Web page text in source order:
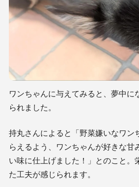
ワンちゃんに与えてみると、夢中に
られました。
持丸さんによると「野菜嫌いなワン
らえるよう、ワンちゃんが好きな甘
い味に仕上げました！」とのこと。
た工夫が感じられます。